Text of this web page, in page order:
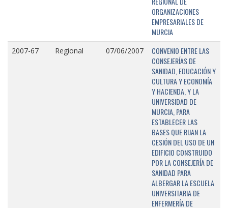
ORGANIZACIONES
EMPRESARIALES DE
MURCIA
2007-67 Regional 07/06/2007
CONVENIO ENTRE LAS
CONSEJERÍAS DE
SANIDAD, EDUCACIÓN Y
CULTURA Y ECONOMÍA
Y HACIENDA, Y LA
UNIVERSIDAD DE
MURCIA, PARA
ESTABLECER LAS
BASES QUE RIJAN LA
CESIÓN DEL USO DE UN
EDIFICIO CONSTRUIDO
POR LA CONSEJERÍA DE
SANIDAD PARA
ALBERGAR LA ESCUELA
UNIVERSITARIA DE
ENFERMERÍA DE